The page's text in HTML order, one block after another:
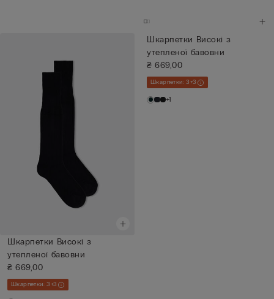
Шкарпетки Високі з
утепленої бавовни
₴ 669,00
Шкарпетки: 3+3
Шкарпетки Високі з
утепленої бавовни
₴ 669,00
Шкарпетки: 3+3
+1